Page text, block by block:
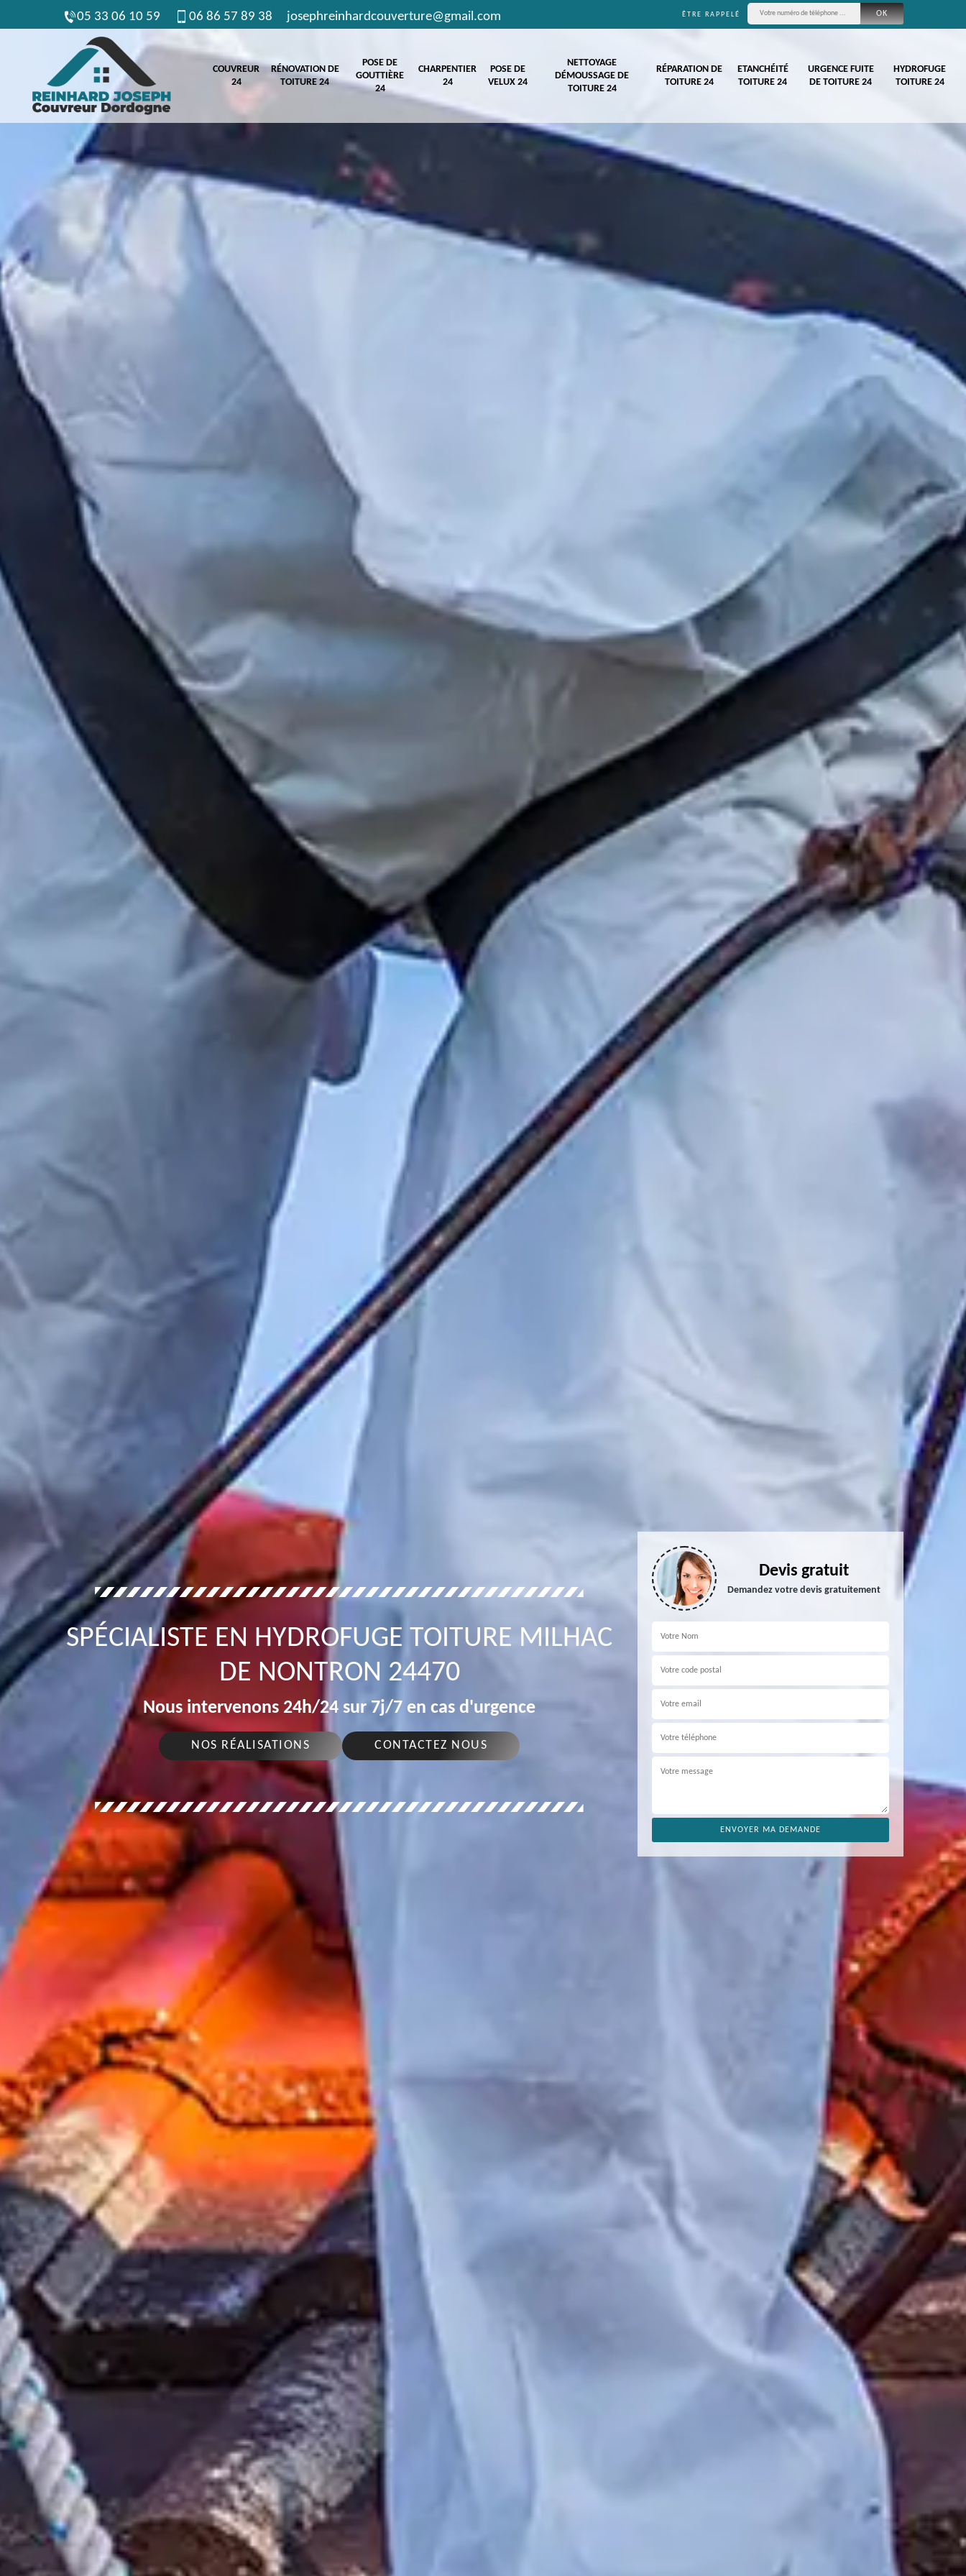
05 33 06 10 59 06 86 57 89 38 josephreinhardcouverture@gmail.com ÊTRE RAPPELÉ
COUVREUR
24
RÉNOVATION DE
TOITURE 24
POSE DE
GOUTTIÈRE
24
CHARPENTIER
24
POSE DE
VELUX 24
NETTOYAGE
DÉMOUSSAGE DE
TOITURE 24
RÉPARATION DE
TOITURE 24
ETANCHÉITÉ
TOITURE 24
URGENCE FUITE
DE TOITURE 24
HYDROFUGE
TOITURE 24
SPÉCIALISTE EN HYDROFUGE TOITURE MILHAC
DE NONTRON 24470
Nous intervenons 24h/24 sur 7j/7 en cas d'urgence
NOS RÉALISATIONS CONTACTEZ NOUS
Devis gratuit
Demandez votre devis gratuitement